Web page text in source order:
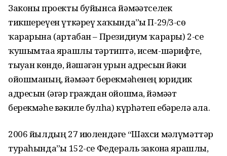
Законы проекты буйынса йәмәғәтселек
тикшереүен үткәреү хаҡында”ғы П-29/3-сө
ҡарарына (артабан – Президиум ҡарары) 2-се
ҡушымтаға ярашлы тәртиптә, исем-шәрифте,
тыуған көндө, йәшәгән урын адресын йәки
ойошманың, йәмәғәт берекмәһенең юридик
адресын (әгәр граждан ойошма, йәмәғәт
берекмәһе вәкиле булһа) күрһәтеп ебәрелә ала.
2006 йылдың 27 июлендәге “Шәхси мәғлүмәттәр
тураһында”ғы 152-се Федераль законға ярашлы,